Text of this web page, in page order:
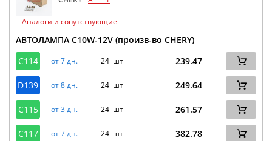
Аналоги и сопутствующие
АВТОЛАМПА C10W-12V (произв-во CHERY)
C114
от 7 дн. 24 шт 239.47
D139 от 8 дн. 24 шт 249.64
C115 от 3 дн. 24 шт 261.57
C117 от 7 дн. 24 шт 382.78